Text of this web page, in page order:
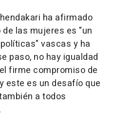
ha afirmado
las mujeres es "un
vascas y ha
paso, no hay igualdad
firme compromiso de
este es un desafío que
a todos